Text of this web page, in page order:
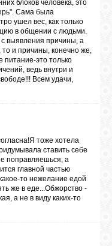
блоков человека, это
Сама была
ушел вес, как только
в общении с людьми.
с выявления причины, а
то и причины, конечно же,
питание-это только
ведь внутри и
Всем удачи,
тоже хотела
ставить себе
поправляешься, а
главной частью
то нежелание едой
же в еде...Обжорство -
а не в виду каких-то